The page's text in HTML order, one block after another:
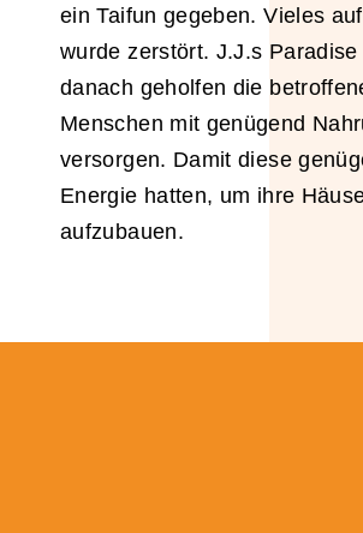
ein Taifun gegeben. Vieles
wurde zerstört. J.J.s
danach geholfen die
Menschen mit genügend
versorgen. Damit diese
Energie hatten, um ihre
aufzubauen.